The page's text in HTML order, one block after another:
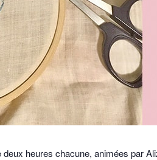
heures chacune, animées par